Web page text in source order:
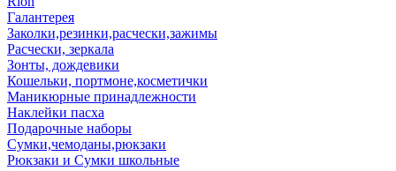
Галантерея
Заколки,резинки,расчески,зажимы
Расчески, зеркала
Зонты, дождевики
Кошельки, портмоне,косметички
Маникюрные принадлежности
Наклейки пасха
Подарочные наборы
Сумки,чемоданы,рюкзаки
Рюкзаки и Сумки школьные